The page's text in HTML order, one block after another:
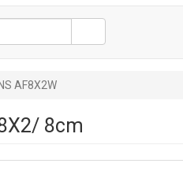
AF8X2W
8cm